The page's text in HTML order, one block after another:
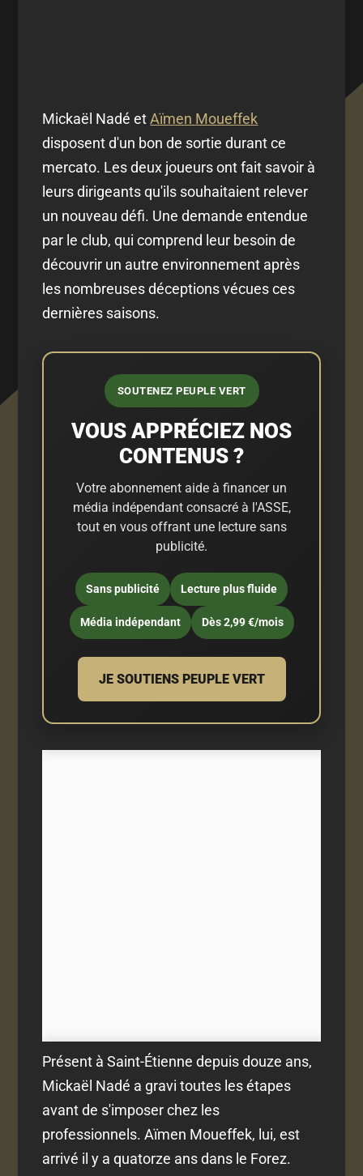
Mickaël Nadé etAïmen Moueffek
disposent d'un bon de sortie durant ce
mercato. Les deux joueurs ont fait savoir à
leurs dirigeants qu'ils souhaitaient relever
un nouveau défi. Une demande entendue
par le club, qui comprend leur besoin de
découvrir un autre environnement après
les nombreuses déceptions vécues ces
dernières saisons.
SOUTENEZ PEUPLE VERT
VOUS APPRÉCIEZ NOS
CONTENUS ?
Votre abonnement aide à financer un
média indépendant consacré à l'ASSE,
tout en vous offrant une lecture sans
publicité.
Sans publicité Lecture plus fluide
Média indépendant Dès 2,99 €/mois
JE SOUTIENS PEUPLE VERT
Présent à Saint-Étienne depuis douze ans,
Mickaël Nadé a gravi toutes les étapes
avant de s'imposer chez les
professionnels. Aïmen Moueffek, lui, est
arrivé il y a quatorze ans dans le Forez.